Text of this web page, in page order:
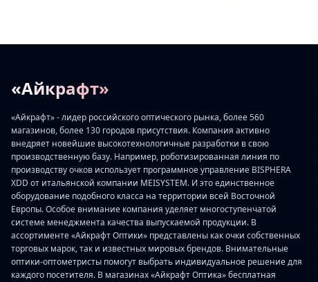
«Айкрафт»
«Айкрафт» - лидер российского оптического рынка, более 560
магазинов, более 130 городов присутствия. Компания активно
внедряет новейшие высокотехнологичные разработки в свою
производственную базу. Например, роботизированная линия по
производству очков использует программное управление BISPHERA
XDD от итальянской компании MEISYSTEM. И это единственное
оборудование подобного класса на территории всей Восточной
Европы. Особое внимание компания уделяет многоступенчатой
системе менеджмента качества выпускаемой продукции. В
ассортименте «Айкрафт Оптики» представлены как очки собственных
торговых марок, так и известных мировых брендов. Внимательные
оптики-оптометристы помогут выбрать индивидуальное решение для
каждого посетителя. В магазинах «Айкрафт Оптика» бесплатная